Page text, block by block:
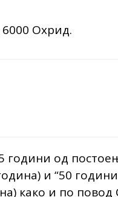
Охрид.
години од
и “50
како и по